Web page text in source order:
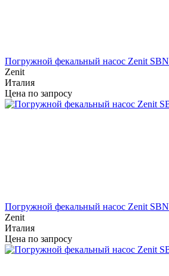
Погружной фекальный насос Zenit
Zenit
Италия
Цена по запросу
Погружной фекальный насос Zenit
Zenit
Италия
Цена по запросу